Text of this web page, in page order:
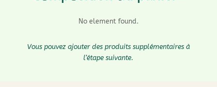
No element found.
Vous pouvez ajouter des produits supplémentaires à
l’étape suivante.